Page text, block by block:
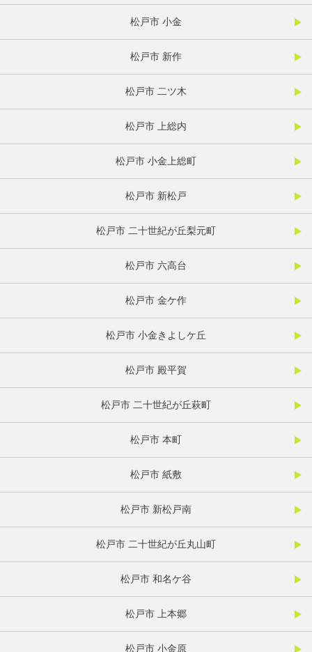
松戸市 小金
松戸市 新作
松戸市 二ツ木
松戸市 上総内
松戸市 小金上総町
松戸市 新松戸
松戸市 二十世紀が丘梨元町
松戸市 六高台
松戸市 金ケ作
松戸市 小金きよしケ丘
松戸市 殿平賀
松戸市 二十世紀が丘萩町
松戸市 本町
松戸市 紙敷
松戸市 新松戸南
松戸市 二十世紀が丘丸山町
松戸市 和名ケ谷
松戸市 上本郷
松戸市 小金原